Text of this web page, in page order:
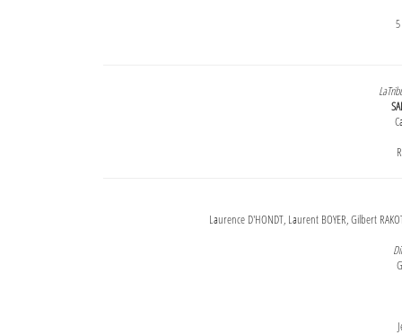
Laurence D'HONDT, Laurent BOYER, Gilbert